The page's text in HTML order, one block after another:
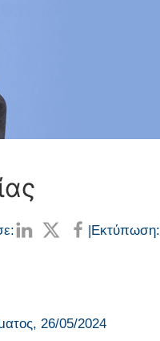
|Εκτύπωση:
26/05/2024